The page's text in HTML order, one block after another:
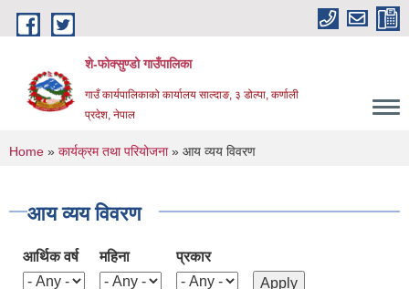
Skip to main content
शे-फोक्सुण्डो गाउँपालिका
गाउँ कार्यपालिकाको कार्यालय साल्दाङ, ३ डोल्पा, कर्णाली
प्रदेश, नेपाल
You are here
Home » कार्यक्रम तथा परियोजना» आय व्यय विवरण
आय व्यय विवरण
आर्थिक वर्ष महिना प्रकार